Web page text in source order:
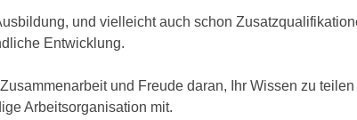
und vielleicht auch schon
Entwicklung.
und Freude daran, Ihr Wissen zu
Arbeitsorganisation mit.